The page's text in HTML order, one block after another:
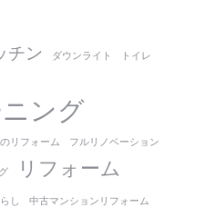
チン ダウンライト トイレ
ング
リフォーム フルリノベーション
リフォーム
し 中古マンションリフォーム